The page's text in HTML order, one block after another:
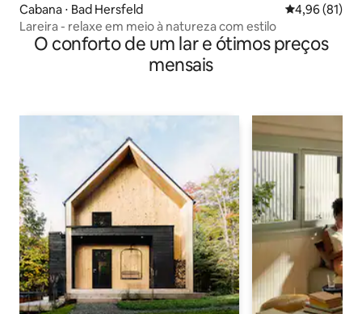
Cabana ⋅ Bad Hersfeld 4,96 de uma
4,96 (81)
Lareira - relaxe em meio à natureza com estilo
O conforto de um lar e ótimos preços
mensais